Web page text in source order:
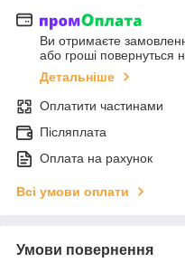
Ви отримаєте
або гроші повернуться
Детальніше
Оплатити частинами
Післяплата
Оплата на рахунок
Всі умови оплати
Умови повернення